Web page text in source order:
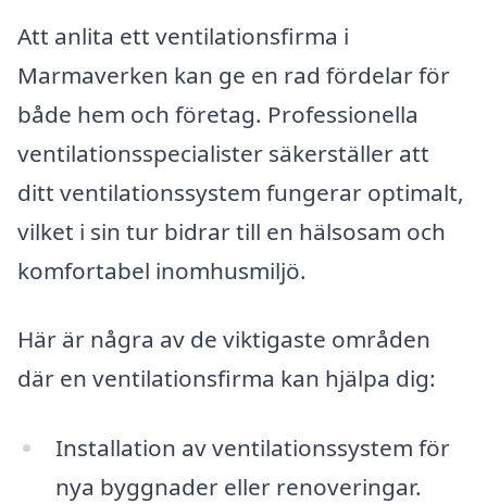
Att anlita ett ventilationsfirma i
Marmaverken kan ge en rad fördelar för
både hem och företag. Professionella
ventilationsspecialister säkerställer att
ditt ventilationssystem fungerar optimalt,
vilket i sin tur bidrar till en hälsosam och
komfortabel inomhusmiljö.
Här är några av de viktigaste områden
där en ventilationsfirma kan hjälpa dig:
Installation av ventilationssystem för
nya byggnader eller renoveringar.